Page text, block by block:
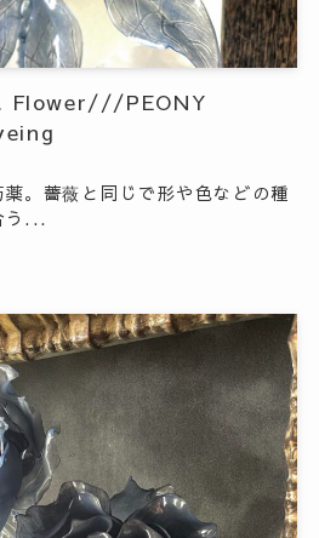
PEONY
。薔薇と同じで形や色などの種
う...